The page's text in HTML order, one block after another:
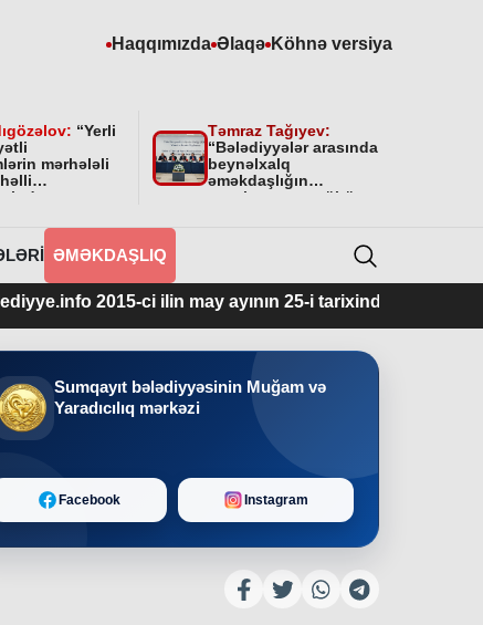
Haqqımızda Əlaqə Köhnə versiya
“Yerli
mərhələli
davam
”
Təmraz Tağıyev:
“Bələdiyyələr arasında
beynəlxalq
əməkdaşlığın
qurulmasının mühüm
ƏMƏKDAŞLIQ
ci ilin may ayının 25-i tarixindən fəaliyyətdədir.
Sumqayıt bələdiyyəsinin Muğam və
Yaradıcılıq mərkəzi
Facebook Instagram